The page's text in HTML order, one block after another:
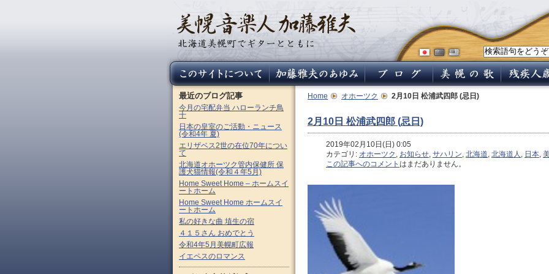
Home オホーツク 2月10日 松浦武四郎 (忌日)
2月10日 松浦武四郎 (忌日)
2019年02月10日(日) 0:05
カテゴリ: オホーツク , お知らせ, サハリン, 北海道, 北海道人 , 日本,
この記事へのコメント はまだありません。
最近のブログ記事
今月の宅配弁当 ハローランチ鳥
十
日本の皇室のご活動・ニュース
(令和4年 夏)
エリザベス2世の在位70年につい
て
北海道オホーツク管内保健所 保
護犬猫情報(令和４年5月)
Home Sweet Home – ホームスイ
ートホーム
Home Sweet Home ホームスイ
ートホーム
私の好きな曲 埴生の宿
４１５さん おめでとう
令和4年5月美幌町広報
イエペスのロマンス